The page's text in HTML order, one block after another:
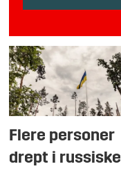
Flere personer
drept i russiske